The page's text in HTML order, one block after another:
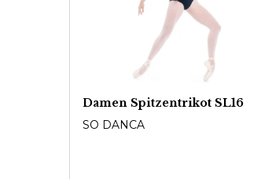
Damen Spitzentrikot SL16
SO DANCA